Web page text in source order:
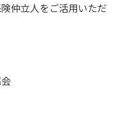
仲立人をご活用いただ